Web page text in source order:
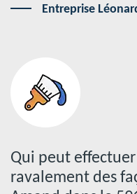
Entreprise
Qui peut
ravalement des